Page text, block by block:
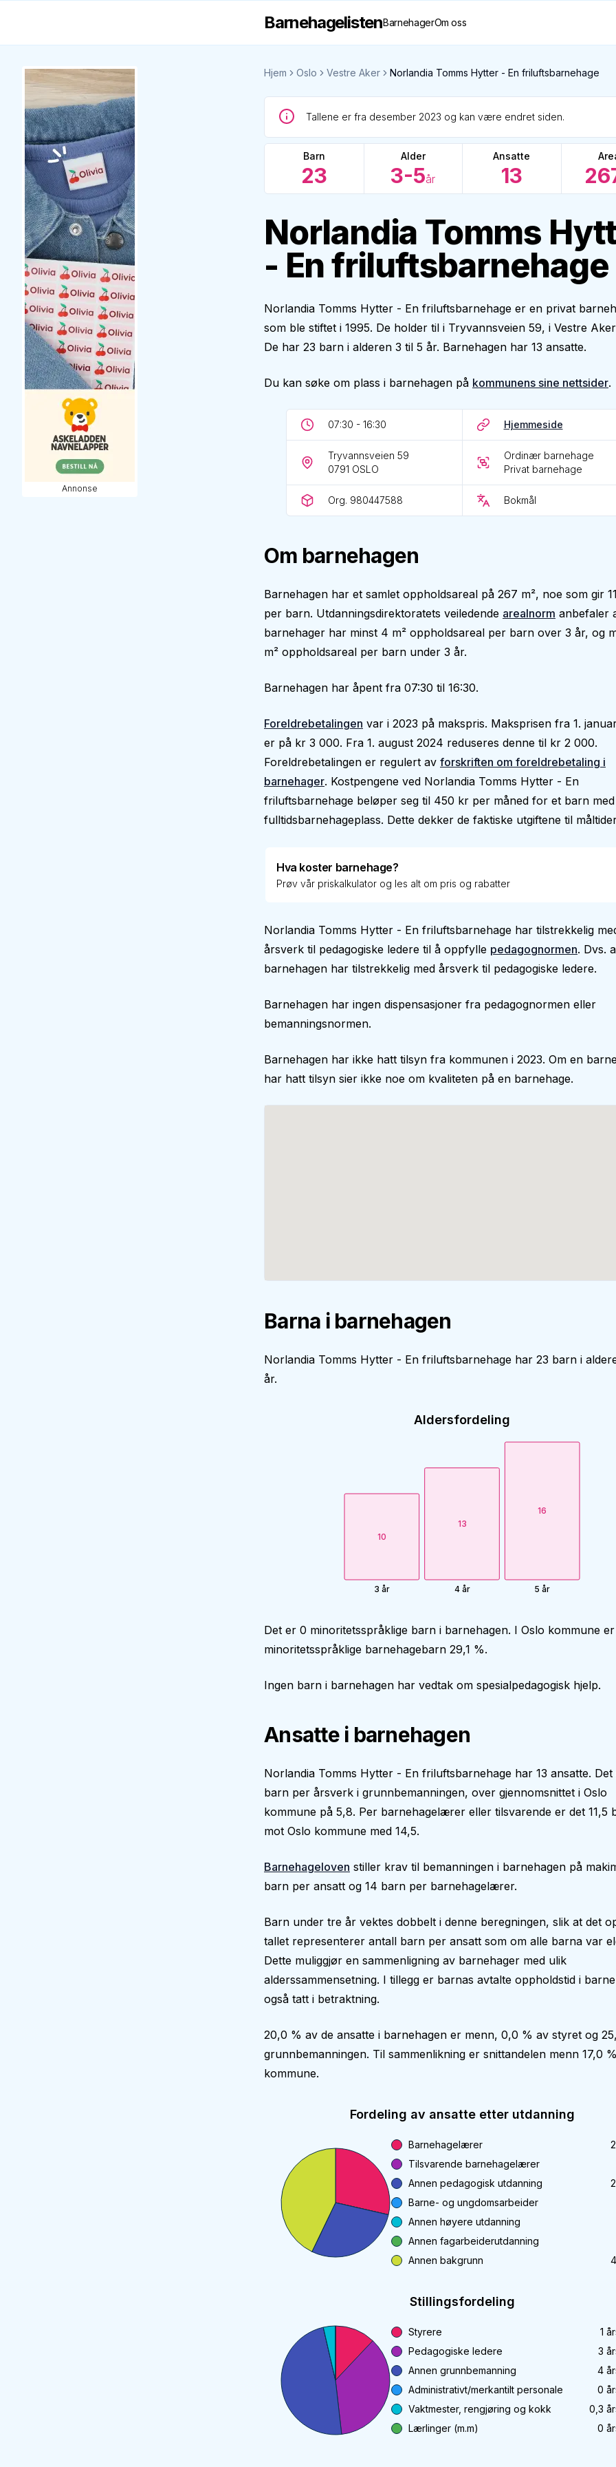
BarnehagelistenBarnehagerOm oss
Annonse
Hjem Oslo Vestre Aker Norlandia Tomms Hytter - En friluftsbarnehage
Tallene er fra desember 2023 og kan være endret siden.
Barn
23
Alder
3-5år
Ansatte
13
Norlandia Tomms
- En friluftsbarnehage
Norlandia Tomms Hytter - En friluftsbarnehage er en privat
som ble stiftet i 1995. De holder til i Tryvannsveien 59, i Vestre
De har 23 barn i alderen 3 til 5 år. Barnehagen har 13 ansatte.
Du kan søke om plass i barnehagen på kommunens sine nettsider.
07:30 - 16:30 Hjemmeside
Tryvannsveien 59
0791 OSLO
Ordinær barnehage
Privat barnehage
Org. 980447588 Bokmål
Om barnehagen
Barnehagen har et samlet oppholdsareal på 267 m², noe som gir
per barn. Utdanningsdirektoratets veiledende arealnorm anbefaler
barnehager har minst 4 m² oppholdsareal per barn over 3 år, og
m² oppholdsareal per barn under 3 år.
Barnehagen har åpent fra 07:30 til 16:30.
Foreldrebetalingen var i 2023 på makspris. Maksprisen fra 1.
er på kr 3 000. Fra 1. august 2024 reduseres denne til kr 2 000.
Foreldrebetalingen er regulert av forskriften om foreldrebetaling i
barnehager. Kostpengene ved Norlandia Tomms Hytter - En
friluftsbarnehage beløper seg til 450 kr per måned for et barn med
fulltidsbarnehageplass. Dette dekker de faktiske utgiftene til
Hva koster barnehage?
Prøv vår priskalkulator og les alt om pris og rabatter
Norlandia Tomms Hytter - En friluftsbarnehage har tilstrekkelig
årsverk til pedagogiske ledere til å oppfylle pedagognormen. Dvs.
barnehagen har tilstrekkelig med årsverk til pedagogiske ledere.
Barnehagen har ingen dispensasjoner fra pedagognormen eller
bemanningsnormen.
Barnehagen har ikke hatt tilsyn fra kommunen i 2023. Om en
har hatt tilsyn sier ikke noe om kvaliteten på en barnehage.
Barna i barnehagen
Norlandia Tomms Hytter - En friluftsbarnehage har 23 barn i
år.
Aldersfordeling
10
3 år
13
4 år
16
5 år
Det er 0 minoritetsspråklige barn i barnehagen. I Oslo kommune
minoritetsspråklige barnehagebarn 29,1 %.
Ingen barn i barnehagen har vedtak om spesialpedagogisk hjelp.
Ansatte i barnehagen
Norlandia Tomms Hytter - En friluftsbarnehage har 13 ansatte. Det
barn per årsverk i grunnbemanningen, over gjennomsnittet i Oslo
kommune på 5,8. Per barnehagelærer eller tilsvarende er det 11,5
mot Oslo kommune med 14,5.
Barnehageloven stiller krav til bemanningen i barnehagen på
barn per ansatt og 14 barn per barnehagelærer.
Barn under tre år vektes dobbelt i denne beregningen, slik at det
tallet representerer antall barn per ansatt som om alle barna var
Dette muliggjør en sammenligning av barnehager med ulik
alderssammensetning. I tillegg er barnas avtalte oppholdstid i
også tatt i betraktning.
20,0 % av de ansatte i barnehagen er menn, 0,0 % av styret og
grunnbemanningen. Til sammenlikning er snittandelen menn 17,0
kommune.
Fordeling av ansatte etter utdanning
Barnehagelærer
Tilsvarende barnehagelærer
Annen pedagogisk utdanning
Barne- og ungdomsarbeider
Annen høyere utdanning
Annen fagarbeiderutdanning
Annen bakgrunn
Stillingsfordeling
Styrere 1
Pedagogiske ledere
3
Annen grunnbemanning
4
Administrativt/merkantilt personale
0
Vaktmester, rengjøring og kokk
0,3
Lærlinger (m.m)
0